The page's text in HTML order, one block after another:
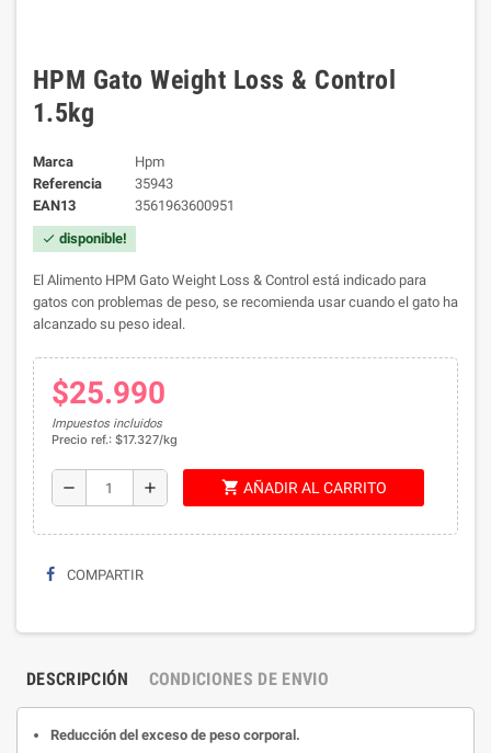
HPM Gato Weight Loss & Control
1.5kg
Marca
Hpm
Referencia
35943
EAN13
3561963600951
check disponible!
El Alimento HPM Gato Weight Loss & Control está indicado para
gatos con problemas de peso, se recomienda usar cuando el gato ha
alcanzado su peso ideal.
$25.990
Impuestos incluidos
Precio ref.: $17.327/kg
remove add shopping_cart AÑADIR AL CARRITO
COMPARTIR
DESCRIPCIÓN CONDICIONES DE ENVIO
Reducción del exceso de peso corporal.